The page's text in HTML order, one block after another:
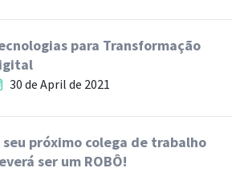
para Transformação
30 de April de 2021
seu próximo colega de trabalho
ser um ROBÔ!